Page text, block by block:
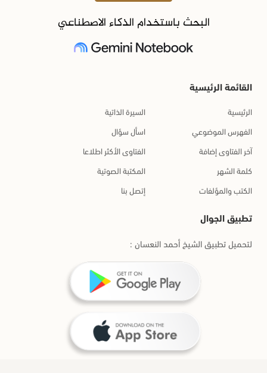
البحث باستخدام الذكاء الاصطناعي
القائمة الرئيسية
الرئيسية
السيرة الذاتية
الفهرس الموضوعي
اسأل سؤال
آخر الفتاوى إضافة
الفتاوى الأكثر اطلاعا
كلمة الشهر
المكتبة الصوتية
الكتب والمؤلفات
إتصل بنا
تطبيق الجوال
لتحميل تطبيق الشيخ أحمد النعسان :